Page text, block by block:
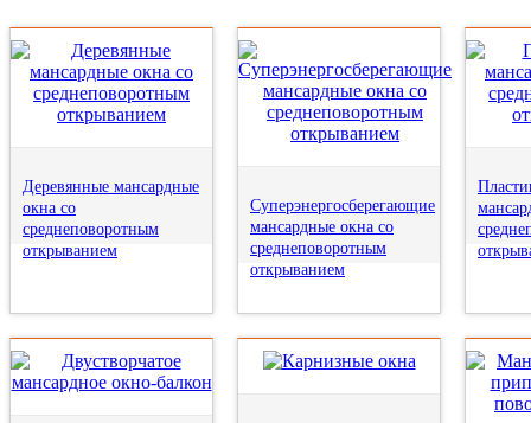
Деревянные мансардные
окна со
среднеповоротным
открыванием
Суперэнергосберегающие
мансардные окна со
среднеповоротным
открыванием